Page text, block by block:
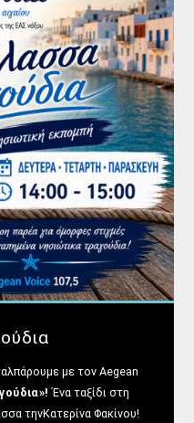
με τον Aegean
Ένα ταξίδι στη
τηνΚατερίνα Φακίνου!